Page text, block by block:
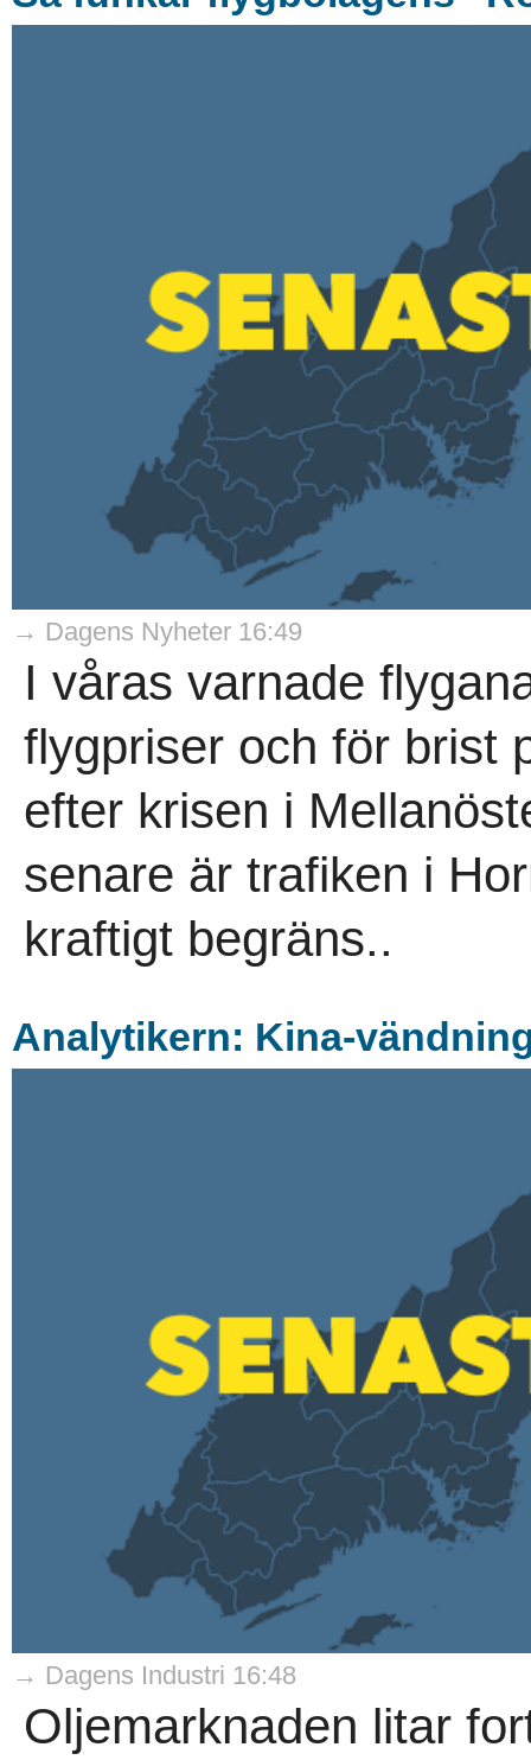
→ Dagens Nyheter 16:49
I våras varnade
flygpriser och för brist
efter krisen i
senare är trafiken i
kraftigt begräns..
Analytikern: Kina-
→ Dagens Industri 16:48
Oljemarknaden litar